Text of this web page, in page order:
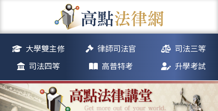
大學雙主修 律師司法官
司法三等
司法四等
高普特考 升學考試